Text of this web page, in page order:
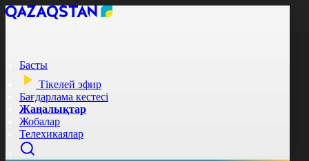
Басты
Тікелей эфир
Бағдарлама кестесі
Жаңалықтар
Жобалар
Телехикаялар